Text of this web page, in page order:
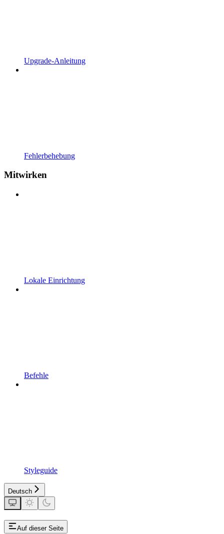
Upgrade-Anleitung
Fehlerbehebung
Mitwirken
Lokale Einrichtung
Befehle
Styleguide
Deutsch
Auf dieser Seite